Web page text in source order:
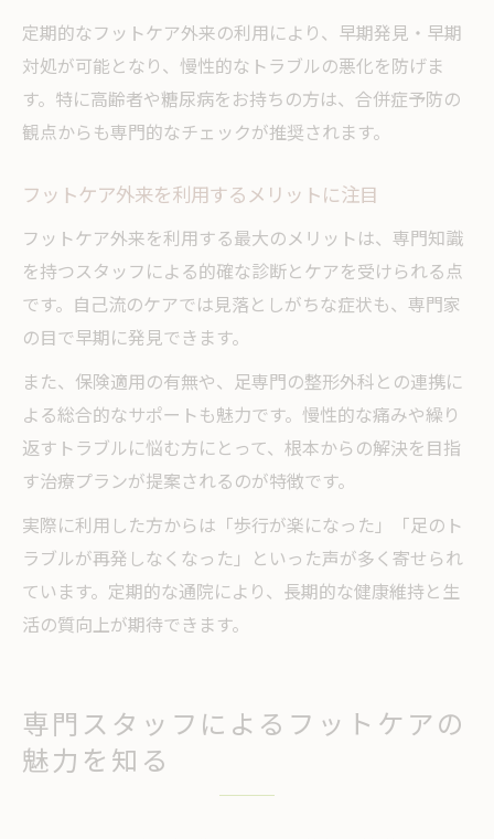
定期的なフットケア外来の利用により、早期発見・早期
対処が可能となり、慢性的なトラブルの悪化を防げま
す。特に高齢者や糖尿病をお持ちの方は、合併症予防の
観点からも専門的なチェックが推奨されます。
フットケア外来を利用するメリットに注目
フットケア外来を利用する最大のメリットは、専門知識
を持つスタッフによる的確な診断とケアを受けられる点
です。自己流のケアでは見落としがちな症状も、専門家
の目で早期に発見できます。
また、保険適用の有無や、足専門の整形外科との連携に
よる総合的なサポートも魅力です。慢性的な痛みや繰り
返すトラブルに悩む方にとって、根本からの解決を目指
す治療プランが提案されるのが特徴です。
実際に利用した方からは「歩行が楽になった」「足のト
ラブルが再発しなくなった」といった声が多く寄せられ
ています。定期的な通院により、長期的な健康維持と生
活の質向上が期待できます。
専門スタッフによるフットケアの
魅力を知る